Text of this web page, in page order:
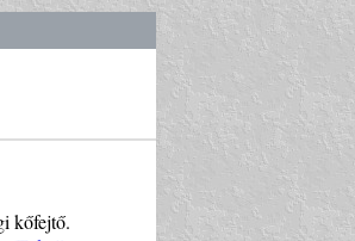
kőfejtő.